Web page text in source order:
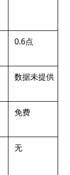
0.6点
数据未提供
免费
无